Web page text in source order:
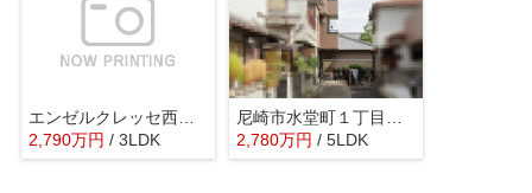
エンゼルクレッセ西難波
2,790万円 / 3LDK
2,780万円 / 5LDK